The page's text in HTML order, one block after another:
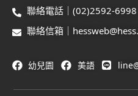
聯絡電話｜(02)2592-6998
聯絡信箱｜
幼兒園 美語